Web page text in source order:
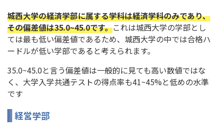
城西大学の経済学部に属する学科は経済学科のみであり、
その偏差値は35.0~45.0です。これは城西大学の学部とし
ては最も低い偏差値であるため、城西大学の中では合格ハ
ードルが低い学部であると考えられます。
35.0~45.0と言う偏差値は一般的に見ても高い数値ではな
く、大学入学共通テストの得点率も41~45%と低めの水準
です
経営学部